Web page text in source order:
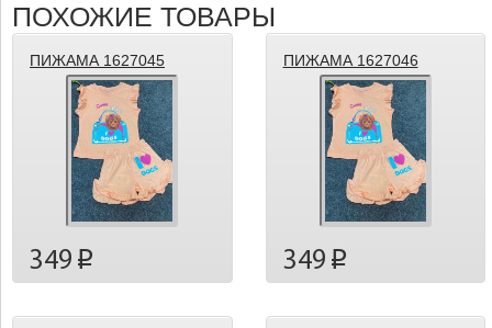
ПОХОЖИЕ ТОВАРЫ
ПИЖАМА 1627045
349 p
ПИЖАМА 1627046
349 p